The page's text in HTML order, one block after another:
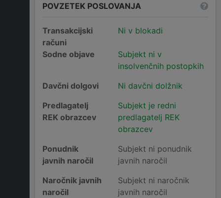
POVZETEK POSLOVANJA
Transakcijski
računi
Ni v blokadi
Sodne objave
Subjekt ni v
insolvenčnih postopkih
Davčni dolgovi
Ni davčni dolžnik
Predlagatelj
REK obrazcev
Subjekt je redni
predlagatelj REK
obrazcev
Ponudnik
javnih naročil
Subjekt ni ponudnik
javnih naročil
Naročnik javnih
naročil
Subjekt ni naročnik
javnih naročil